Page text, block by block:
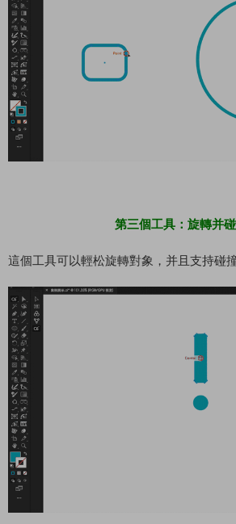
第三個工具：旋轉并
這個工具可以輕松旋轉對象，并且支持碰